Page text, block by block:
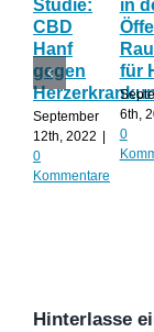
Studie:
CBD
Hanf
gegen
September
12th, 2022
0
Kommentare
in
für
6th,
0
Hinterlasse